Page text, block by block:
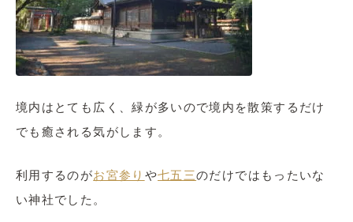
境内はとても広く、緑が多いので境内を散策するだけ
でも癒される気がします。
利用するのがお宮参り や七五三のだけではもったいな
い神社でした。